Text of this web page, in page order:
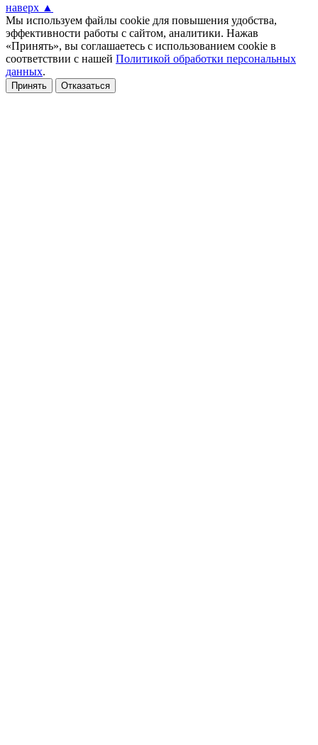
наверх ▲
Мы используем файлы cookie для повышения удобства,
эффективности работы с сайтом, аналитики. Нажав
«Принять», вы соглашаетесь с использованием cookie в
соответствии с нашей Политикой обработки персональных
данных.
Принять Отказаться